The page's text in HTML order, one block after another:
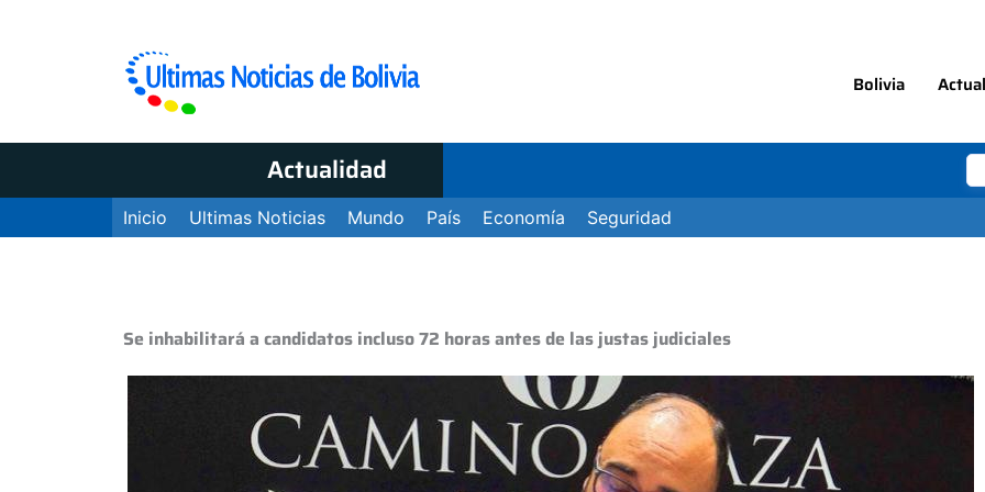
Bolivia
Actualidad
Inicio Ultimas Noticias Mundo País Economía Seguridad
Se inhabilitará a candidatos incluso 72 horas antes de las justas judiciales